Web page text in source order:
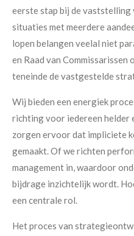
eerste stap bij de vaststelling
situaties met meerdere
lopen belangen veelal niet
en Raad van Commissarissen
teneinde de vastgestelde
Wij bieden een energiek
richting voor iedereen helder
zorgen ervoor dat impliciete
gemaakt. Of we richten
management in, waardoor
bijdrage inzichtelijk wordt.
een centrale rol.
Het proces van